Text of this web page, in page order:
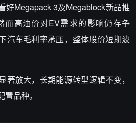
好Megapack 3及Megablock新品推
而高油价对EV需求的影响仍存争
汽车毛利率承压，整体股价短期波
著放大，长期能源转型逻辑不变，
品种。